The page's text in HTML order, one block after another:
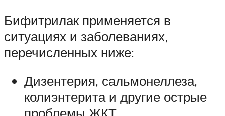
Бифитрилак применяется в
ситуациях и заболеваниях,
перечисленных ниже:
Дизентерия, сальмонеллеза,
колиэнтерита и другие острые